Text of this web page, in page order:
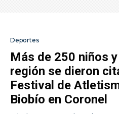
Deportes
Más de 250 niños
región se dieron
Festival de
Biobío en Coronel